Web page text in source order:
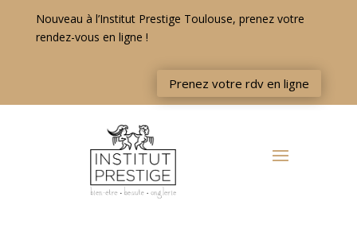
Nouveau à l’Institut Prestige Toulouse, prenez votre
rendez-vous en ligne !
Prenez votre rdv en ligne